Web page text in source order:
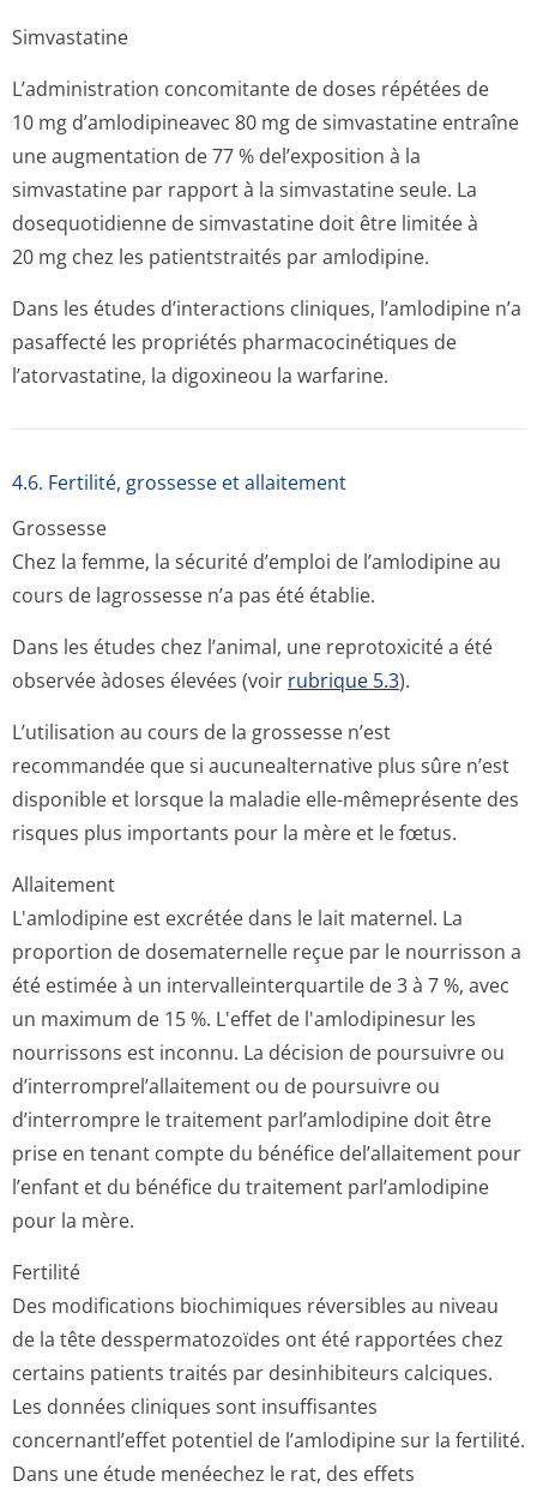
Simvastatine
L’administration concomitante de doses répétées de
10 mg d’amlodipineavec 80 mg de simvastatine entraîne
une augmentation de 77 % del’exposition à la
simvastatine par rapport à la simvastatine seule. La
dosequotidienne de simvastatine doit être limitée à
20 mg chez les patientstraités par amlodipine.
Dans les études d’interactions cliniques, l’amlodipine n’a
pasaffecté les propriétés pharmacocinétiques de
l’atorvastatine, la digoxineou la warfarine.
4.6. Fertilité, grossesse et allaitement
Grossesse
Chez la femme, la sécurité d’emploi de l’amlodipine au
cours de lagrossesse n’a pas été établie.
Dans les études chez l’animal, une reprotoxicité a été
observée àdoses élevées (voir rubrique 5.3).
L’utilisation au cours de la grossesse n’est
recommandée que si aucunealternative plus sûre n’est
disponible et lorsque la maladie elle-mêmeprésente des
risques plus importants pour la mère et le fœtus.
Allaitement
L'amlodipine est excrétée dans le lait maternel. La
proportion de dosematernelle reçue par le nourrisson a
été estimée à un intervalleinter­quartile de 3 à 7 %, avec
un maximum de 15 %. L'effet de l'amlodipinesur les
nourrissons est inconnu. La décision de poursuivre ou
d’interromprel’a­llaitement ou de poursuivre ou
d’interrompre le traitement parl’amlodipine doit être
prise en tenant compte du bénéfice del’allaitement pour
l’enfant et du bénéfice du traitement parl’amlodipine
pour la mère.
Fertilité
Des modifications biochimiques réversibles au niveau
de la tête desspermatozoïdes ont été rapportées chez
certains patients traités par desinhibiteurs calciques.
Les données cliniques sont insuffisantes
concernantl’effet potentiel de l’amlodipine sur la fertilité.
Dans une étude menéechez le rat, des effets